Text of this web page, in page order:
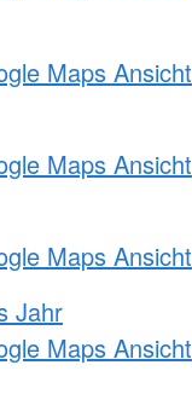
Maps Ansicht
Maps Ansicht
Maps Ansicht
Jahr
Maps Ansicht